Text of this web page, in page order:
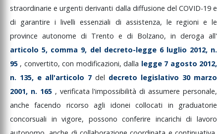
straordinarieeurgentiderivanti dalla diffusione del COVID-19 e
di garantireilivelliessenziali di assistenza, le regioni ele
province autonome di Trento e di Bolzano, in deroga all'
articolo5, comma 9, del decreto-legge 6 luglio 2012, n.
95 , convertito,con modificazioni,dalla legge 7 agosto 2012,
n. 135, e all'articolo 7 del decreto legislativo 30 marzo
2001, n. 165 , verificatal'impossibilitàdiassumere personale,
anchefacendo ricorsoagli idoneicollocati in graduatorie
concorsuali invigore, possonoconferire incarichidilavoro